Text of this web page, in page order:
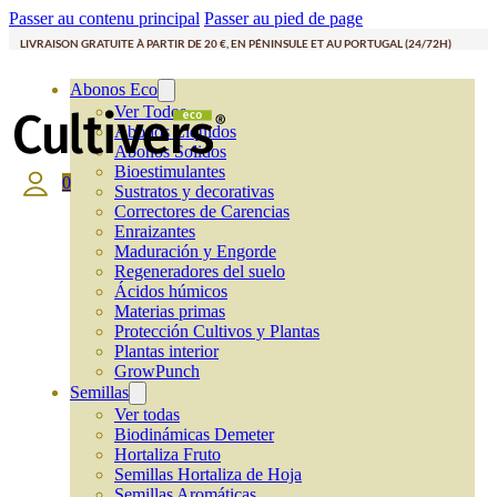
Passer au contenu principal Passer au pied de page
LIVRAISON GRATUITE À PARTIR DE 20 €, EN PÉNINSULE ET AU PORTUGAL (24/72H)
Abonos Eco
Ver Todos
Abonos Líquidos
Abonos Solidos
Bioestimulantes
Sustratos y decorativas
Correctores de Carencias
Enraizantes
Maduración y Engorde
Regeneradores del suelo
Ácidos húmicos
Materias primas
Protección Cultivos y Plantas
Plantas interior
GrowPunch
Semillas
Ver todas
Biodinámicas Demeter
Hortaliza Fruto
Semillas Hortaliza de Hoja
0